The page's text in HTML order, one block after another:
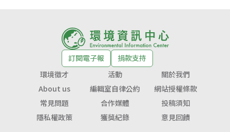
訂閱電子報
捐款支持
環境徵才
活動
關於我們
About us
編輯室自律公約
網站授權條款
常見問題
合作媒體
投稿須知
隱私權政策
獲獎紀錄 意見回饋